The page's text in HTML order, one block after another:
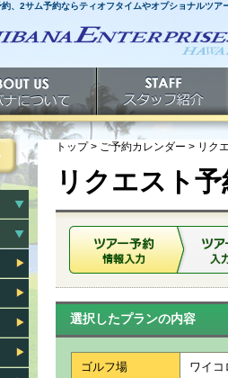
、2サム予約ならティオフタイムやオプショナルツア
いて スタッフ紹介
トップ> ご予約カレンダー > リク
リクエスト予
選択したプランの内容
ゴルフ場 ワイコ